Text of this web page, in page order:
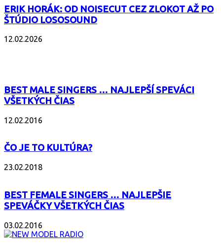
ERIK HORÁK: OD NOISECUT CEZ ZLOKOT AŽ PO
ŠTÚDIO LOSOSOUND
12.02.2026
BEST MALE SINGERS … NAJLEPŠÍ SPEVÁCI
VŠETKÝCH ČIAS
12.02.2016
ČO JE TO KULTÚRA?
23.02.2018
BEST FEMALE SINGERS … NAJLEPŠIE
SPEVÁČKY VŠETKÝCH ČIAS
03.02.2016